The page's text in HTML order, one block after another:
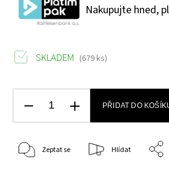
Nakupujte hned,
SKLADEM (679 ks)
PŘIDAT DO
Zeptat se Hlídat